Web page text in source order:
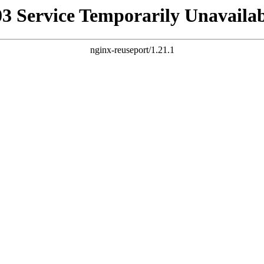
Service Temporarily
nginx-reuseport/1.21.1